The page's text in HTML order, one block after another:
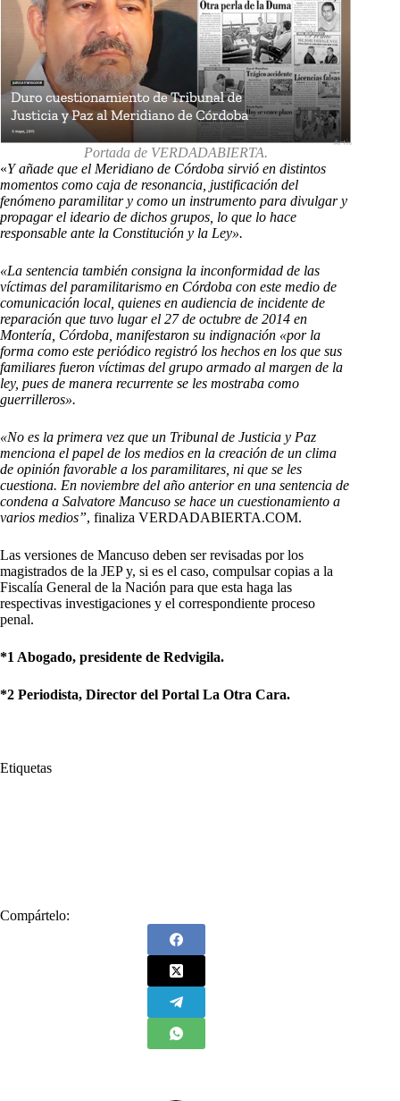
Portada de VERDADABIERTA.
«Y añade que el Meridiano de Córdoba sirvió en distintos
momentos como caja de resonancia, justificación del
fenómeno paramilitar y como un instrumento para divulgar y
propagar el ideario de dichos grupos, lo que lo hace
responsable ante la Constitución y la Ley».
«La sentencia también consigna la inconformidad de las
víctimas del paramilitarismo en Córdoba con este medio de
comunicación local, quienes en audiencia de incidente de
reparación que tuvo lugar el 27 de octubre de 2014 en
Montería, Córdoba, manifestaron su indignación «por la
forma como este periódico registró los hechos en los que sus
familiares fueron víctimas del grupo armado al margen de la
ley, pues de manera recurrente se les mostraba como
guerrilleros».
«No es la primera vez que un Tribunal de Justicia y Paz
menciona el papel de los medios en la creación de un clima
de opinión favorable a los paramilitares, ni que se les
cuestiona. En noviembre del año anterior en una sentencia de
condena a Salvatore Mancuso se hace un cuestionamiento a
varios medios”, finaliza VERDADABIERTA.COM.
Las versiones de Mancuso deben ser revisadas por los
magistrados de la JEP y, si es el caso, compulsar copias a la
Fiscalía General de la Nación para que esta haga las
respectivas investigaciones y el correspondiente proceso
penal.
*1 Abogado, presidente de Redvigila.
*2 Periodista, Director del Portal La Otra Cara.
Etiquetas
Compártelo: